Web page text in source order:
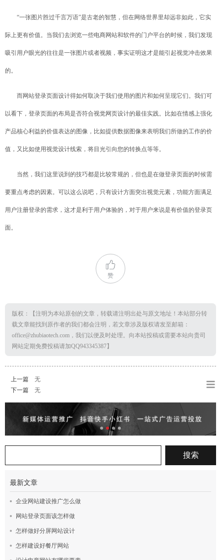
“一张图片胜过千言万语”是古老的智慧，但在网络世界里却远非如此，它实
际上更有价值。当我们去浏览一些电商网站和软件的门户平台的时候，我们发现
吸引用户眼光的往往是一张图片或者视频，事实证明这才是能引起视觉冲击效果
的。
而网站登录页面设计得如何取决于我们使用的图片和如何呈现它们。我们可
以看下，登录页面的布局是否符合视觉网页设计的最佳实践。比如在情感上强化
产品核心利益的价值表达的图像，比如提供数据图像来表明我们所做的工作的价
值，又比如使用视觉设计线索，将目光引向您的转换点等等。
当然，我们这里说到的技巧都是比较常规的，但也是在做登录页面的时候需
要重点考虑的因素。可以这么说吧，只有设计方面突出视觉元素，功能方面满足
用户注册登录的需求，这才是利于用户体验的，对于用户来说是有价值的登录页
面。
赞
版权：【注明为本站原创的文章，转载请注明出处与原文地址！本站部分转
载文章能找到原作者的我们都会注明，若文章涉及版权请发至邮箱：
office@zhubiaotech.com，我们以便及时处理。向本站投稿或需要本站向贵司
网站定期免费投稿请加QQ943345387】
上一篇
无
下一篇
无
最新文章
企业网站建设推广怎么做
网站登录页面该怎样做
怎样做好分屏网站设计
怎样建设好餐厅网站